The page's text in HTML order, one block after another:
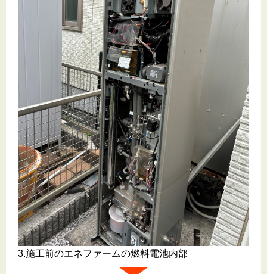
3.施工前のエネファームの燃料電池内部